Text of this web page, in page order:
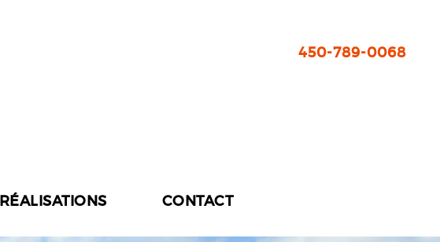
450-789-0068
RÉALISATIONS CONTACT